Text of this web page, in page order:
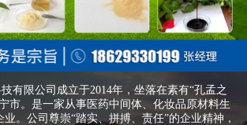
限公司成立于2014年，坐落在素有“孔孟之
市。是一家从事医药中间体、化妆品原材料生
。公司尊崇“踏实、拼搏、责任”的企业精神，